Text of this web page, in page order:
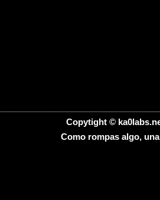
Copytight ©
Como rompas algo,